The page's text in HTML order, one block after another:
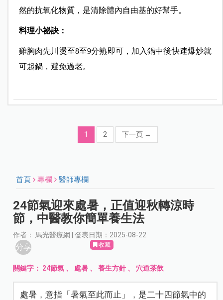
然的抗氧化物質，是清除體內自由基的好幫手。
料理小祕訣：
雞胸肉先川燙至8至9分熟即可，加入鍋中後快速爆炒就
可起鍋，避免過老。
1 2 下一頁 →
首頁 專欄 醫師專欄
24節氣迎來處暑，正值迎秋轉涼時
節，中醫教你簡單養生法
作者： 馬光醫療網 | 發表日期：2025-08-22
分享 收藏
關鍵字： 24節氣 、 處暑 、養生方針 、 穴道茶飲
處暑，意指「暑氣至此而止」，是二十四節氣中的